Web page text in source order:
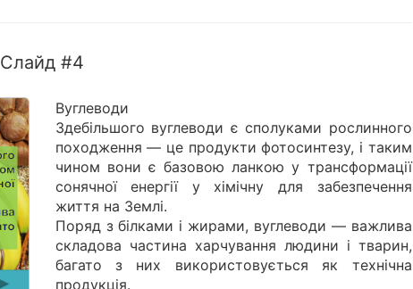
Слайд #4
Вуглеводи
Здебільшого вуглеводи є сполуками рослинного
походження — це продукти фотосинтезу, і таким
чином вони є базовою ланкою у трансформації
сонячної енергії у хімічну для забезпечення
життя на Землі.
Поряд з білками і жирами, вуглеводи — важлива
складова частина харчування людини і тварин,
багато з них використовується як технічна
продукція.